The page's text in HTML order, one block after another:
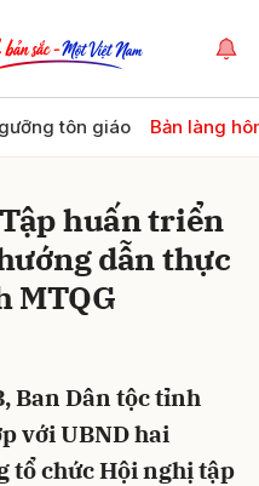
tôn giáo Bản làng
huấn triển
dẫn thực
MTQG
Ban Dân tộc tỉnh
với UBND hai
tổ chức Hội nghị tập